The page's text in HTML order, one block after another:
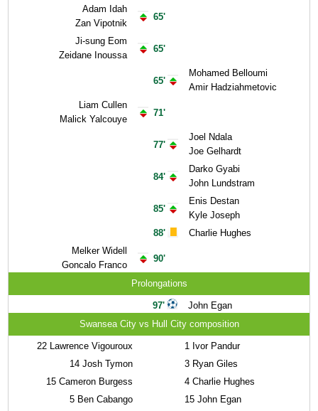
Adam Idah
Zan Vipotnik
Ji-sung Eom
Zeidane Inoussa
Liam Cullen
Malick Yalcouye
Melker Widell
Goncalo Franco
65'
65'
65'
71'
77'
84'
85'
88'
90'
Mohamed Belloumi
Amir Hadziahmetovic
Joel Ndala
Joe Gelhardt
Darko Gyabi
John Lundstram
Enis Destan
Kyle Joseph
Charlie Hughes
Prolongations
97'
John Egan
Swansea City vs Hull City composition
22 Lawrence Vigouroux
14 Josh Tymon
15 Cameron Burgess
5 Ben Cabango
1 Ivor Pandur
3 Ryan Giles
4 Charlie Hughes
15 John Egan